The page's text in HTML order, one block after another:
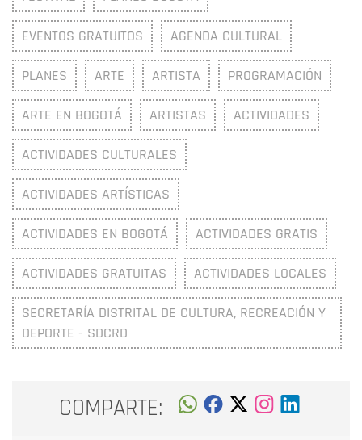
EVENTOS GRATUITOS AGENDA CULTURAL
PLANES ARTE ARTISTA PROGRAMACIÓN
ARTE EN BOGOTÁ ARTISTAS ACTIVIDADES
ACTIVIDADES CULTURALES
ACTIVIDADES ARTÍSTICAS
ACTIVIDADES EN BOGOTÁ ACTIVIDADES GRATIS
ACTIVIDADES GRATUITAS ACTIVIDADES LOCALES
SECRETARÍA DISTRITAL DE CULTURA, RECREACIÓN Y
DEPORTE - SDCRD
COMPARTE: